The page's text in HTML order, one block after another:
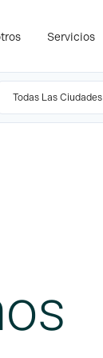
Servicios
Todas Las Ciudades